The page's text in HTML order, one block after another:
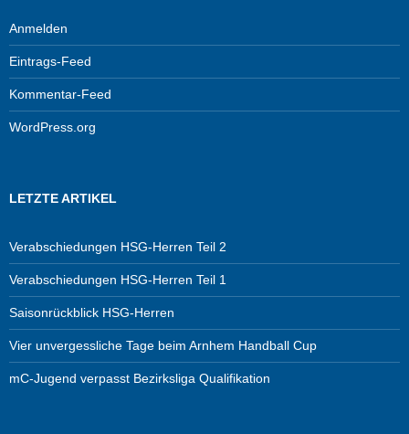
Anmelden
Eintrags-Feed
Kommentar-Feed
WordPress.org
LETZTE ARTIKEL
Verabschiedungen HSG-Herren Teil 2
Verabschiedungen HSG-Herren Teil 1
Saisonrückblick HSG-Herren
Vier unvergessliche Tage beim Arnhem Handball Cup
mC-Jugend verpasst Bezirksliga Qualifikation